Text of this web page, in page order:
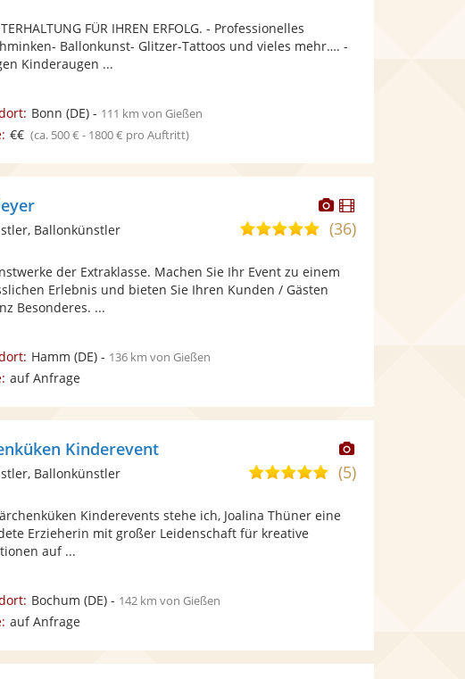
FÜR IHREN ERFOLG. - Professionelles
Ballonkunst- Glitzer-Tattoos und vieles mehr…. -
Kinderaugen ...
Bonn (DE)- 111 km von Gießen
€€ (ca. 500 € - 1800 € pro Auftritt)
Dieser
Künstler
stellt
bereit.
Dieser
Künstler
5,0
5
Sternen
(36)
Ballonkünstler
der Extraklasse. Machen Sie Ihr Event zu einem
Erlebnis und bieten Sie Ihren Kunden / Gästen
Besonderes. ...
Hamm (DE)- 136 km von Gießen
auf Anfrage
Dieser
Künstler
Kinderevent
5,0
5
(5)
Ballonkünstler
Kinderevents stehe ich, Joalina Thüner eine
Erzieherin mit großer Leidenschaft für kreative
auf ...
Bochum (DE)- 142 km von Gießen
auf Anfrage